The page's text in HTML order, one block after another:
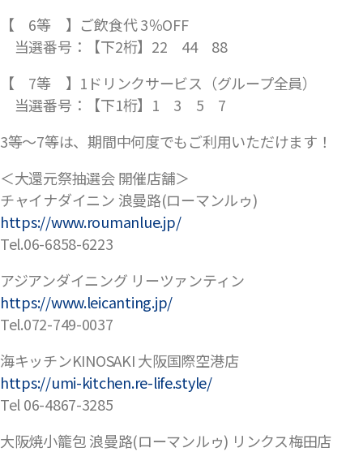
【 6等 】ご飲食代 3％OFF
当選番号：【下2桁】22 44 88
【 7等 】1ドリンクサービス（グループ全員）
当選番号：【下1桁】1 3 5 7
3等〜7等は、期間中何度でもご利用いただけます！
＜大還元祭抽選会 開催店舗＞
チャイナダイニン 浪曼路(ローマンルゥ)
https://www.roumanlue.jp/
Tel.06-6858-6223
アジアンダイニング リーツァンティン
https://www.leicanting.jp/
Tel.072-749-0037
海キッチンKINOSAKI 大阪国際空港店
https://umi-kitchen.re-life.style/
Tel 06-4867-3285
大阪焼小籠包 浪曼路(ローマンルゥ) リンクス梅田店